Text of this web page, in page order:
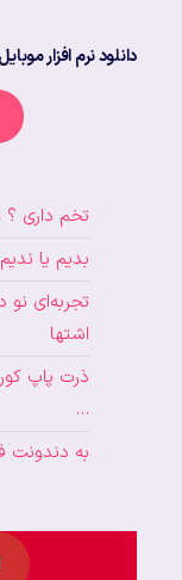
دانلود نرم افزار
تخم داری ؟
بدیم یا
تجربه‌ای نو
اشتها
ذرت پاپ
…
به دندونت